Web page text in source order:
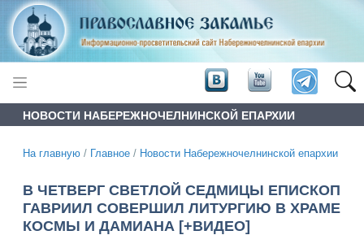
НОВОСТИ НАБЕРЕЖНОЧЕЛНИНСКОЙ ЕПАРХИИ
На главную / Главное / Новости Набережночелнинской епархии
В ЧЕТВЕРГ СВЕТЛОЙ СЕДМИЦЫ ЕПИСКОП
ГАВРИИЛ СОВЕРШИЛ ЛИТУРГИЮ В ХРАМЕ
КОСМЫ И ДАМИАНА [+ВИДЕО]